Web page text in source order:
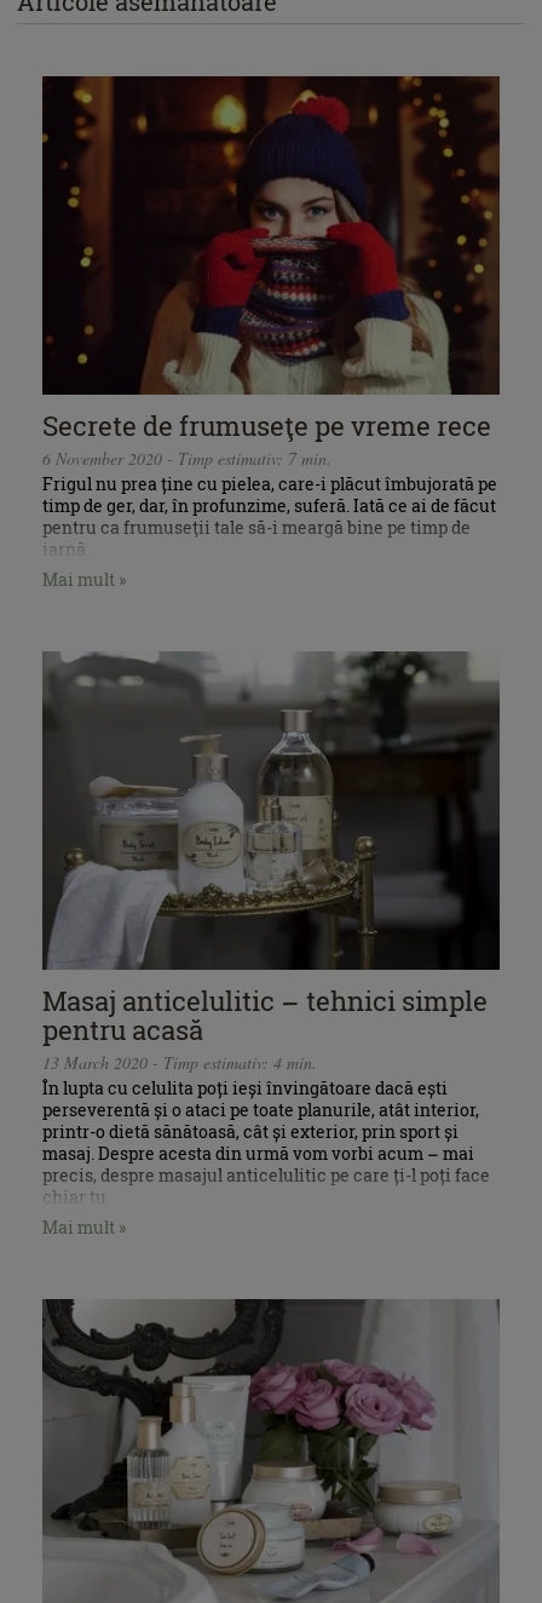
Secrete de frumuseţe pe vreme rece
6 November 2020 - Timp estimativ: 7 min.
Frigul nu prea ține cu pielea, care-i plăcut îmbujorată pe
timp de ger, dar, în profunzime, suferă. Iată ce ai de făcut
pentru ca frumuseţii tale să-i meargă bine pe timp de
iarnă.
Mai mult »
Masaj anticelulitic – tehnici simple
pentru acasă
13 March 2020 - Timp estimativ: 4 min.
În lupta cu celulita poți ieși învingătoare dacă ești
perseverentă și o ataci pe toate planurile, atât interior,
printr-o dietă sănătoasă, cât și exterior, prin sport și
masaj. Despre acesta din urmă vom vorbi acum – mai
precis, despre masajul anticelulitic pe care ți-l poți face
chiar tu.
Mai mult »